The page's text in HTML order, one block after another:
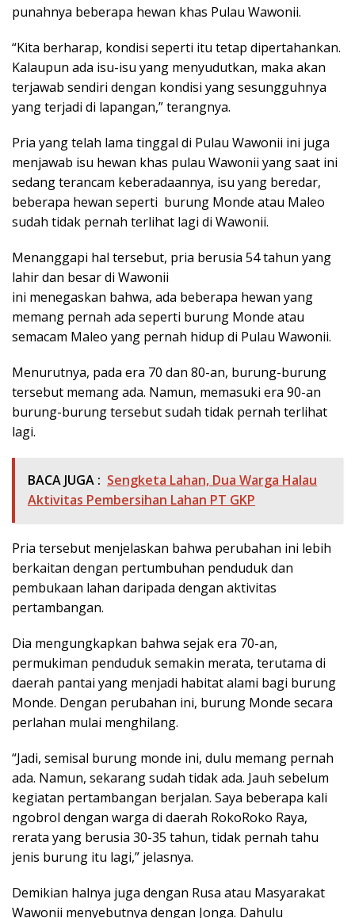
punahnya beberapa hewan khas Pulau Wawonii.
“Kita berharap, kondisi seperti itu tetap dipertahankan.
Kalaupun ada isu-isu yang menyudutkan, maka akan
terjawab sendiri dengan kondisi yang sesungguhnya
yang terjadi di lapangan,” terangnya.
Pria yang telah lama tinggal di Pulau Wawonii ini juga
menjawab isu hewan khas pulau Wawonii yang saat ini
sedang terancam keberadaannya, isu yang beredar,
beberapa hewan seperti burung Monde atau Maleo
sudah tidak pernah terlihat lagi di Wawonii.
Menanggapi hal tersebut, pria berusia 54 tahun yang
lahir dan besar di Wawonii
ini menegaskan bahwa, ada beberapa hewan yang
memang pernah ada seperti burung Monde atau
semacam Maleo yang pernah hidup di Pulau Wawonii.
Menurutnya, pada era 70 dan 80-an, burung-burung
tersebut memang ada. Namun, memasuki era 90-an
burung-burung tersebut sudah tidak pernah terlihat
lagi.
BACA JUGA : Sengketa Lahan, Dua Warga Halau
Aktivitas Pembersihan Lahan PT GKP
Pria tersebut menjelaskan bahwa perubahan ini lebih
berkaitan dengan pertumbuhan penduduk dan
pembukaan lahan daripada dengan aktivitas
pertambangan.
Dia mengungkapkan bahwa sejak era 70-an,
permukiman penduduk semakin merata, terutama di
daerah pantai yang menjadi habitat alami bagi burung
Monde. Dengan perubahan ini, burung Monde secara
perlahan mulai menghilang.
“Jadi, semisal burung monde ini, dulu memang pernah
ada. Namun, sekarang sudah tidak ada. Jauh sebelum
kegiatan pertambangan berjalan. Saya beberapa kali
ngobrol dengan warga di daerah RokoRoko Raya,
rerata yang berusia 30-35 tahun, tidak pernah tahu
jenis burung itu lagi,” jelasnya.
Demikian halnya juga dengan Rusa atau Masyarakat
Wawonii menyebutnya dengan Jonga. Dahulu